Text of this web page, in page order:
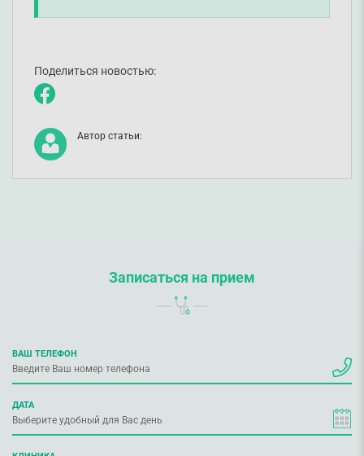
Поделиться новостью:
Автор статьи:
Записаться на прием
ВАШ ТЕЛЕФОН
ДАТА